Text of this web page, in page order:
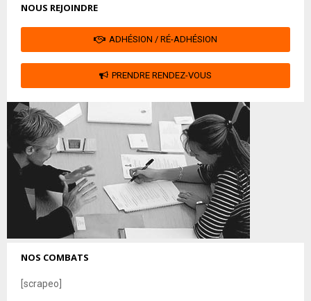
NOUS REJOINDRE
ADHÉSION / RÉ-ADHÉSION
PRENDRE RENDEZ-VOUS
NOS COMBATS
[scrapeo]